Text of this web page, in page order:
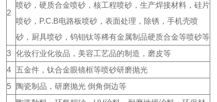
2
喷砂，硬质合金喷砂，核工程喷砂，生产焊接材料，硅片
喷砂，P.C.B电路板喷砂，表面处理，除锈，手机壳喷
砂，厨具喷砂，钨钼钛等稀有金属制品硬质合金等喷砂等
3
化妆行业化妆品，美容工艺品的制造，磨皮等
4
五金件，钛合金眼镜框等喷砂研磨抛光
5
陶瓷制品，研磨抛光 倒角倒边等